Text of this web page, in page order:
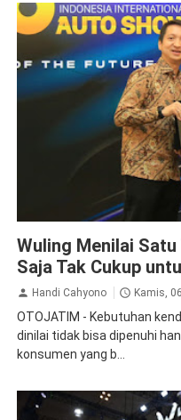
Wuling Menilai
Saja Tak Cukup
Handi Cahyono Kamis,
OTOJATIM - Kebutuhan
dinilai tidak bisa dipenuhi
konsumen yang b...